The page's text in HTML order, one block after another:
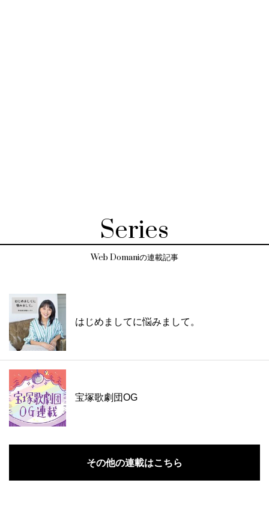
Series
Web Domaniの連載記事
はじめましてに悩みまして。
宝塚歌劇団OG
その他の連載はこちら